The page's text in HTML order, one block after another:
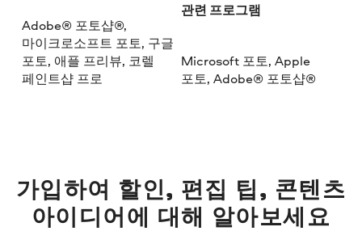
Adobe® 포토샵®,
마이크로소프트 포토, 구글
포토, 애플 프리뷰, 코렐
페인트샵 프로
관련 프로그램
Microsoft 포토, Apple
포토, Adobe® 포토샵®
가입하여 할인, 편집 팁, 콘텐츠
아이디어에 대해 알아보세요